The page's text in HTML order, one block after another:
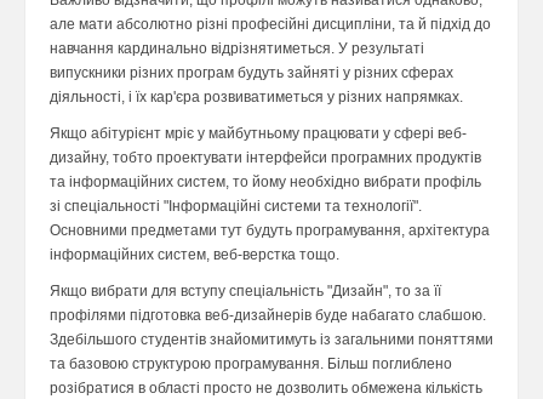
але мати абсолютно різні професійні дисципліни, та й підхід до
навчання кардинально відрізнятиметься. У результаті
випускники різних програм будуть зайняті у різних сферах
діяльності, і їх кар'єра розвиватиметься у різних напрямках.
Якщо абітурієнт мріє у майбутньому працювати у сфері веб-
дизайну, тобто проектувати інтерфейси програмних продуктів
та інформаційних систем, то йому необхідно вибрати профіль
зі спеціальності "Інформаційні системи та технології".
Основними предметами тут будуть програмування, архітектура
інформаційних систем, веб-верстка тощо.
Якщо вибрати для вступу спеціальність "Дизайн", то за її
профілями підготовка веб-дизайнерів буде набагато слабшою.
Здебільшого студентів знайомитимуть із загальними поняттями
та базовою структурою програмування. Більш поглиблено
розібратися в області просто не дозволить обмежена кількість